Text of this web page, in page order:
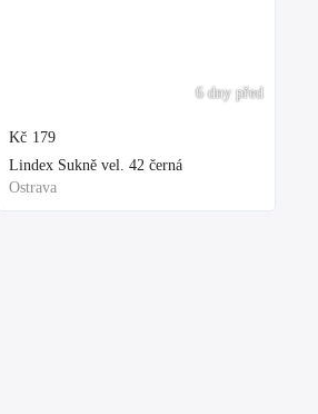
6 dny před
Kč 179
Lindex Sukně vel. 42 černá
Ostrava